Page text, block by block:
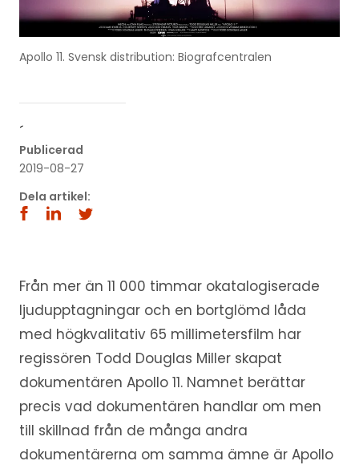
Apollo 11. Svensk distribution: Biografcentralen
´
Publicerad
2019-08-27
Dela artikel:
Från mer än 11 000 timmar okatalogiserade
ljudupptagningar och en bortglömd låda
med högkvalitativ 65 millimetersfilm har
regissören Todd Douglas Miller skapat
dokumentären Apollo 11. Namnet berättar
precis vad dokumentären handlar om men
till skillnad från de många andra
dokumentärerna om samma ämne är Apollo